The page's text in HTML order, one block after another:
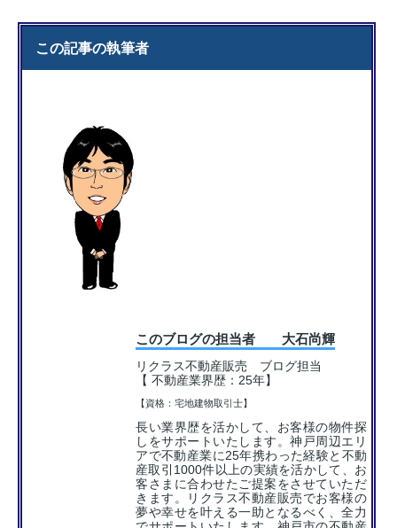
この記事の執筆者
このブログの担当者 大石尚輝
リクラス不動産販売 ブログ担当
【 不動産業界歴：25年】
【資格：宅地建物取引士】
長い業界歴を活かして、お客様の物件探
しをサポートいたします。神戸周辺エリ
アで不動産業に25年携わった経験と不動
産取引1000件以上の実績を活かして、お
客さまに合わせたご提案をさせていただ
きます。リクラス不動産販売でお客様の
夢や幸せを叶える一助となるべく、全力